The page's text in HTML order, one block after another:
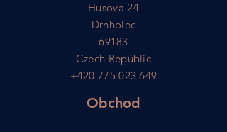
Husova 24
Drnholec
69183
Czech Republic
+420 775 023 649
Obchod